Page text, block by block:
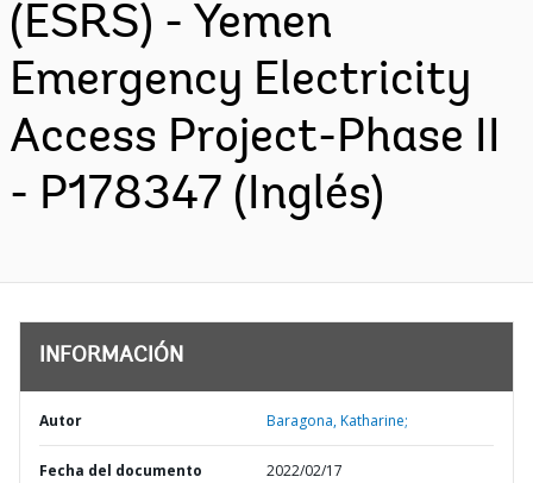
(ESRS) - Yemen
Emergency Electricity
Access Project-Phase II
- P178347 (Inglés)
INFORMACIÓN
Autor Baragona, Katharine;
Fecha del documento 2022/02/17